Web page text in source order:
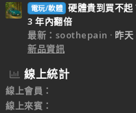
電玩/軟體 硬體貴到買不
3 年內翻倍
最新：soothepain
昨天
新品資訊
線上統計
線上會員
線上來賓